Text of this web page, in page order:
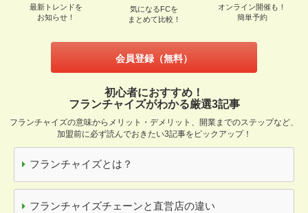
最新トレンドを
お知らせ！
気になるFCを
まとめて比較！
オンライン開催も！
簡単予約
会員登録（無料）
初心者におすすめ！
フランチャイズがわかる厳選3記事
フランチャイズの意味からメリット・デメリット、開業までのステップなど、
加盟前に必ず読んでおきたい3記事をピックアップ！
フランチャイズとは？
フランチャイズチェーンと直営店の違い